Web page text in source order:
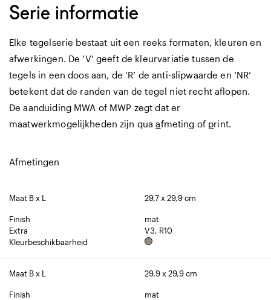
Serie informatie
Elke tegelserie bestaat uit een reeks formaten, kleuren en
afwerkingen. De ‘V’ geeft de kleurvariatie tussen de
tegels in een doos aan, de ‘R’ de anti-slipwaarde en ‘NR’
betekent dat de randen van de tegel niet recht aflopen.
De aanduiding MWA of MWP zegt dat er
maatwerkmogelijkheden zijn quaafmeting of print.
Afmetingen
Maat B x L 29,7 x 29,9 cm
Finish
mat
Extra
V3, R10
Kleurbeschikbaarheid
Maat B x L 29,9 x 29,9 cm
Finish
mat